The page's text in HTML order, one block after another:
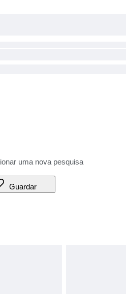
Guardar